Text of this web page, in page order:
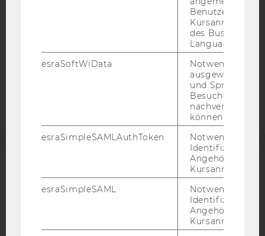
DATENSCHUTZERKLÄRUNG
STUDIENBEWERBER*INNEN UND STUDIERENDE
Barrierefreiheitserklärung
EQUIS AACSB
Benutzers im
des Business
Language
esraSoftWiData
Notwendig um
ausgewählte
und
Besuchers
nachverfolgen
können.
esraSimpleSAMLAuthToken
Notwendig zur
Identifizierung
Angehörige/r für
Kursanmeldung.
esraSimpleSAML
Notwendig zur
Identifizierung
Angehörige/r für
Kursanmeldung.